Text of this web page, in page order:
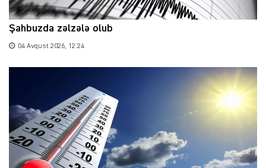
Şahbuzda zəlzələ olub
04 Avqust 2026, 12:24